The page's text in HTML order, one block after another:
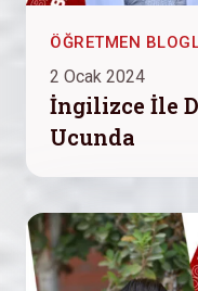
ÖĞRETMEN
2 Ocak 2024
İngilizce İle
Ucunda